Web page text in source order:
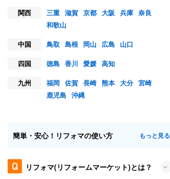
関西
三重 滋賀 京都 大阪 兵庫 奈良
和歌山
中国
鳥取 島根 岡山 広島
山口
四国
徳島 香川 愛媛 高知
九州
福岡 佐賀 長崎 熊本 大分 宮崎
鹿児島 沖縄
簡単・安心！リフォマの使い方 もっと見る
リフォマ(リフォームマーケット)とは？